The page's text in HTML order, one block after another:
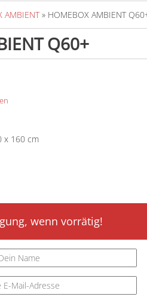
AMBIENT» HOMEBOX AMBIENT
Q60+
x 160 cm
wenn vorrätig!